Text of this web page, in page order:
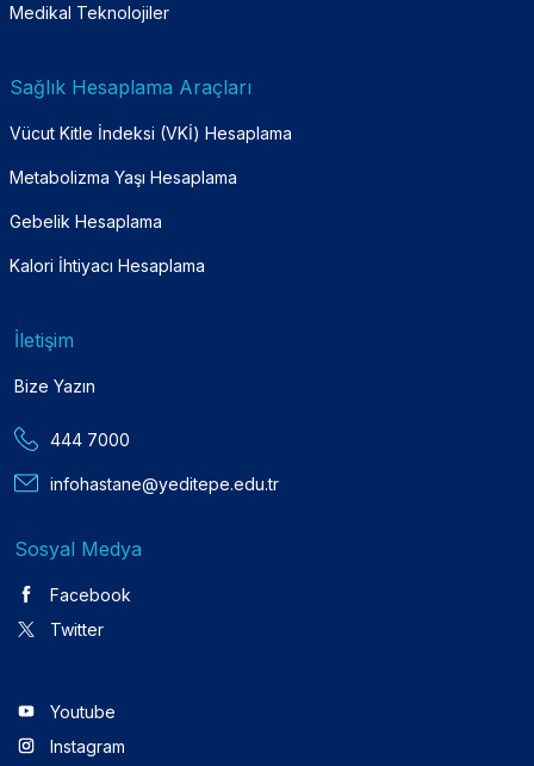
Medikal Teknolojiler
Sağlık Hesaplama Araçları
Vücut Kitle İndeksi (VKİ) Hesaplama
Metabolizma Yaşı Hesaplama
Gebelik Hesaplama
Kalori İhtiyacı Hesaplama
İletişim
Bize Yazın
444 7000
infohastane@yeditepe.edu.tr
Sosyal Medya
Facebook
Twitter
Youtube
Instagram